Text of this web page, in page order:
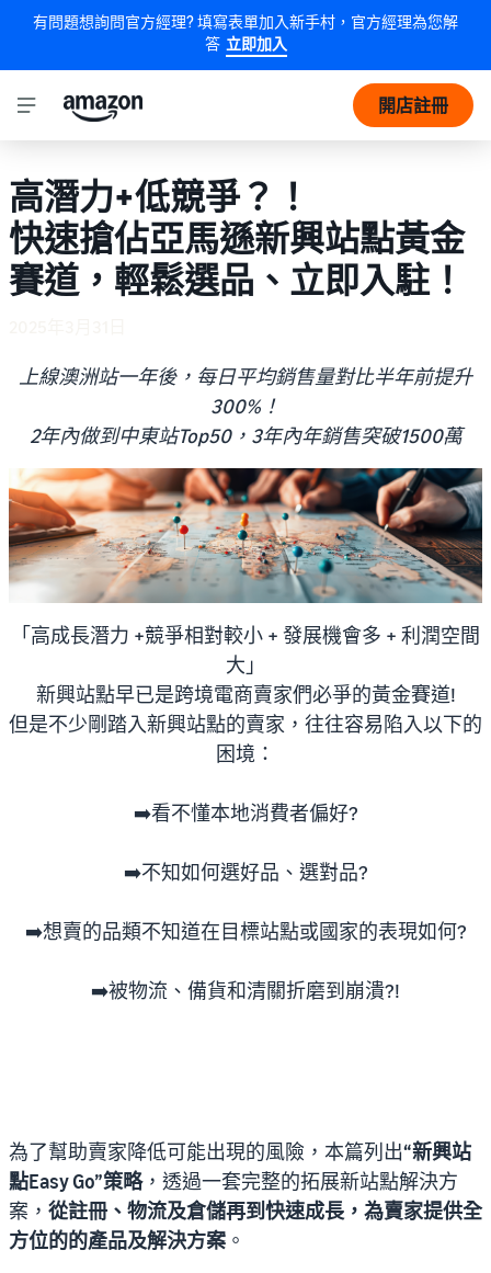
有問題想詢問官方經理? 填寫表單加入新手村，官方經理為您解
答 立即加入
開店註冊
高潛力+低競爭？！
快速搶佔亞馬遜新興站點黃金
賽道，輕鬆選品、立即入駐！
上線澳洲站一年後，每日平均銷售量對比半年前提升
300%！
2年內做到中東站Top50，3年內年銷售突破1500萬
「高成長潛力 +競爭相對較小 + 發展機會多 + 利潤空間
大」
新興站點早已是跨境電商賣家們必爭的黃金賽道!
但是不少剛踏入新興站點的賣家，往往容易陷入以下的
困境：
➡️看不懂本地消費者偏好?
➡️不知如何選好品、選對品?
➡️想賣的品類不知道在目標站點或國家的表現如何?
➡️被物流、備貨和清關折磨到崩潰?!
為了幫助賣家降低可能出現的風險，本篇列出“新興站
點Easy Go”策略，透過一套完整的拓展新站點解決方
案， 從註冊、物流及倉儲再到快速成長，為賣家提供全
方位的的產品及解決方案 。